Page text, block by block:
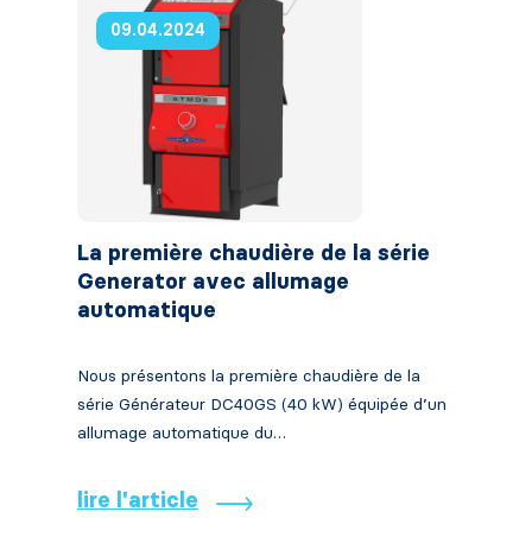
09.04.2024
La première chaudière de la série
Generator avec allumage
automatique
Nous présentons la première chaudière de la
série Générateur DC40GS (40 kW) équipée d’un
allumage automatique du…
lire l'article